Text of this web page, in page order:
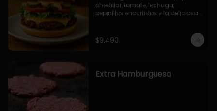
cheddar, tomate, lechuga,
pepinillos encurtidos y la deliciosa
$9.490
Extra Hamburguesa